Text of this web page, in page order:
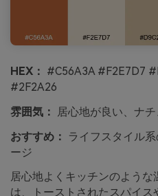
HEX： #C56A3A #F2E7D7
#2F2A26
雰囲気：
居心地が良い、ナ
おすすめ：
ライフスタイル
ージ
居心地よくキッチンのよう
は、トーストされたスパイ